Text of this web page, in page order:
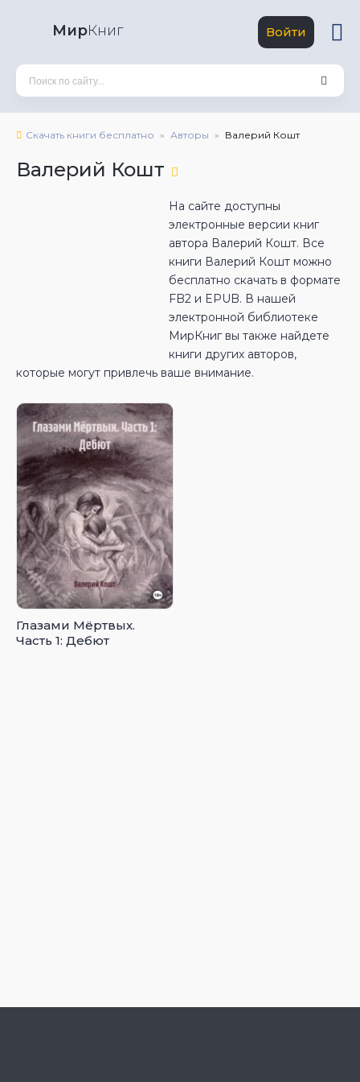
МирКниг Войти
Скачать книги бесплатно Авторы Валерий Кошт
Валерий Кошт
На сайте доступны
электронные версии книг
автора Валерий Кошт. Все
книги Валерий Кошт можно
бесплатно скачать в формате
FB2 и EPUB. В нашей
электронной библиотеке
МирКниг вы также найдете
книги других авторов,
которые могут привлечь ваше внимание.
Глазами Мёртвых.
Часть 1: Дебют